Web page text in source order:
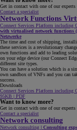
Get in contact with one of our experts
Contact a specialist
Network Functions
Connect Services Platform including
with virtualised network functions
Netzwerke
The time and cost of shipping,
these services is a revolutionary
own functions and add to leading
on your edge device (our Connect
different site types.
You can have a solution which is a
own sandbox of VNFs and you can
success.
Downloads
Connect Services Platform including
95KB | PDF
Want to know more?
Get in contact with one of our experts
Contact a specialist
Network consulting
Network consulting | Consulting